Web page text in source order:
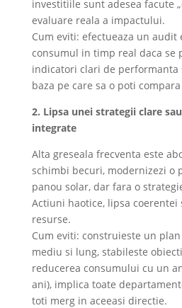
investitiile sunt adesea facute
evaluare reala a impactului.
Cum eviti: efectueaza un audit
consumul in timp real daca se
indicatori clari de performanta
baza pe care sa o poti
2. Lipsa unei strategii clare
integrate
Alta greseala frecventa este
schimbi becuri, modernizezi o
panou solar, dar fara o
Actiuni haotice, lipsa coerentei
resurse.
Cum eviti: construieste un
mediu si lung, stabileste
reducerea consumului cu un
ani), implica toate
toti merg in aceeasi directie.